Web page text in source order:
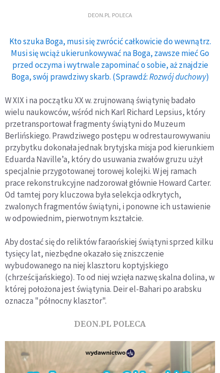
DEON.PL POLECA
Kto szuka Boga, musi się zwrócić całkowicie do wewnątrz.
Musi się wciąż ukierunkowywać na Boga, zawsze mieć Go
przed oczyma i wytrwale zapominać o sobie, aż znajdzie
Boga, swój prawdziwy skarb. (Sprawdź:Rozwój duchowy)
W XIX i na początku XX w. zrujnowaną świątynię badało
wielu naukowców, wśród nich Karl Richard Lepsius, który
przetransportował fragmenty świątyni do Muzeum
Berlińskiego. Prawdziwego postępu w odrestaurowywaniu
przybytku dokonała jednak brytyjska misja pod kierunkiem
Eduarda Naville’a, który do usuwania zwałów gruzu użył
specjalnie przygotowanej torowej kolejki. W jej ramach
prace rekonstrukcyjne nadzorował głównie Howard Carter.
Od tamtej pory kluczowa była selekcja odkrytych,
zwalonych fragmentów świątyni, i ponowne ich ustawienie
w odpowiednim, pierwotnym kształcie.
Aby dostać się do reliktów faraońskiej świątyni sprzed kilku
tysięcy lat, niezbędne okazało się zniszczenie
wybudowanego na niej klasztoru koptyjskiego
(chrześcijańskiego). To od niej wzięła nazwę skalna dolina, w
której położona jest świątynia. Deir el-Bahari po arabsku
oznacza "północny klasztor".
DEON.PL POLECA